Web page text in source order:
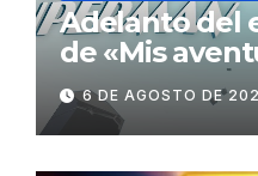
Adelanto del
de «Mis
Superman»
6 DE AGOSTO DE